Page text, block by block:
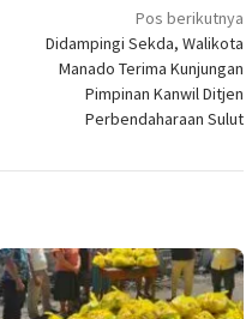
Pos berikutnya
Didampingi Sekda, Walikota
Manado Terima Kunjungan
Pimpinan Kanwil Ditjen
Perbendaharaan Sulut